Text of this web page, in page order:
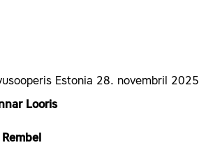
Estonia 28. novembril 2025
Looris